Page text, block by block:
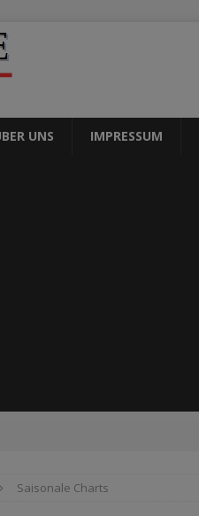
UNS IMPRESSUM
Saisonale Charts